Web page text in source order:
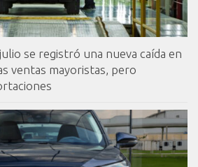
se registró una nueva caída en
ventas mayoristas, pero